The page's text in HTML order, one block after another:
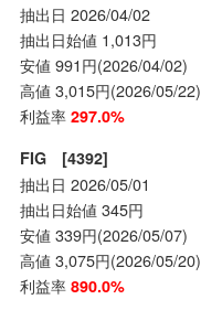
抽出日 2026/04/02
抽出日始値 1,013円
安値 991円(2026/04/02)
高値 3,015円(2026/05/22)
利益率 297.0%
FIG [4392]
抽出日 2026/05/01
抽出日始値 345円
安値 339円(2026/05/07)
高値 3,075円(2026/05/20)
利益率 890.0%